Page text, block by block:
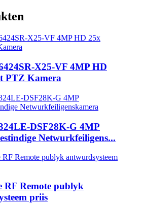
X25-VF 4MP HD
PTZ Kamera
DSF28K-G 4MP
Netwurkfeiligens...
RF Remote publyk
priis